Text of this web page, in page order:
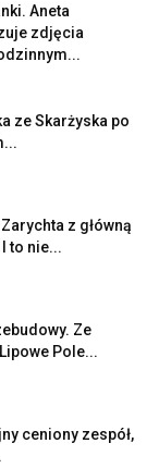
Aneta
zdjęcia
ze Skarżyska po
z główną
to nie...
Ze
Pole...
ceniony zespół,